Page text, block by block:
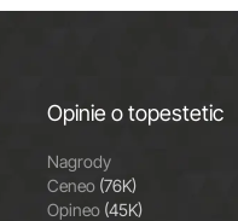
Opinie o topestetic
Nagrody
Ceneo (76K)
Opineo (45K)